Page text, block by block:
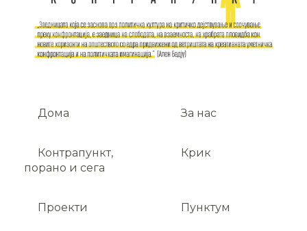
Дома За нас
Контрапункт,
порано и сега
Крик
Проекти Пунктум